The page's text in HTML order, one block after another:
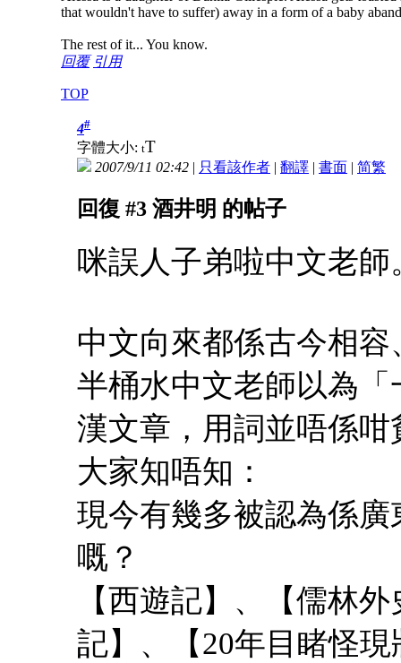
that wouldn't have to suffer) away in a form of a baby
The rest of it... You know.
回覆 引用
TOP
4#
字體大小: tT
2007/9/11 02:42 | 只看該作者 | 翻譯 | 書面 | 简繁
回復 #3 酒井明 的帖子
咪誤人子弟啦中文老師
中文向來都係古今相
半桶水中文老師以為
漢文章，用詞並唔係咁
大家知唔知：
現今有幾多被認為係
嘅？
【西遊記】、【儒林
記】、【20年目睹怪